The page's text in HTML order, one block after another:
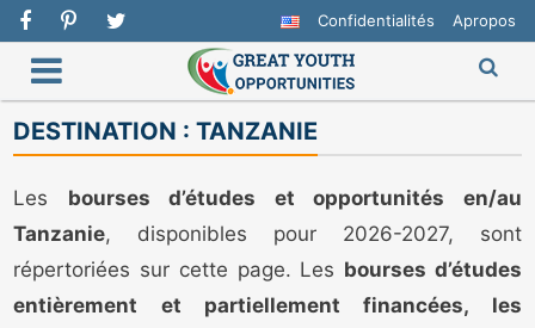
Confidentialités Apropos
DESTINATION :TANZANIE
Les bourses d’études et opportunités en/au
Tanzanie, disponibles pour 2026-2027, sont
répertoriées sur cette page. Les bourses d’études
entièrement et partiellement financées, les